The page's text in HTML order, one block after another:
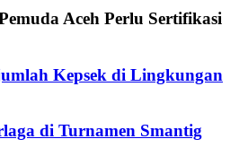
Aceh Perlu Sertifikasi
Kepsek di Lingkungan
di Turnamen Smantig